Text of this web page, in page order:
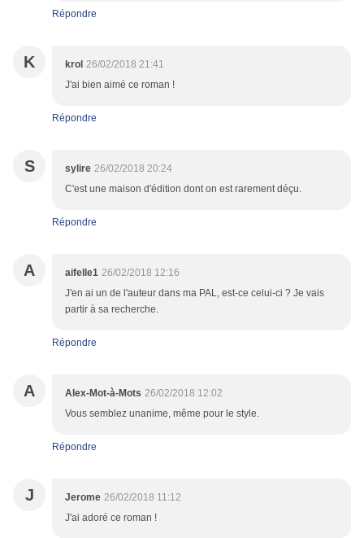
Répondre
K krol 26/02/2018 21:41
J'ai bien aimé ce roman !
Répondre
S sylire 26/02/2018 20:24
C'est une maison d'édition dont on est rarement déçu.
Répondre
A aifelle1 26/02/2018 12:16
J'en ai un de l'auteur dans ma PAL, est-ce celui-ci ? Je vais
partir à sa recherche.
Répondre
A Alex-Mot-à-Mots 26/02/2018 12:02
Vous semblez unanime, même pour le style.
Répondre
J Jerome 26/02/2018 11:12
J'ai adoré ce roman !